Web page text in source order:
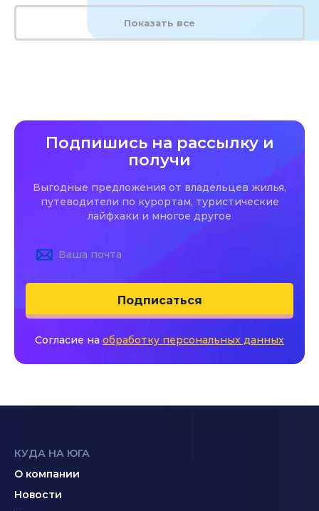
Показать все
Подпишись на рассылку и
получи
Выгодные предложения от владельцев жилья,
путеводители по курортам, туристические
лайфхаки и многое другое
Подписаться
Согласие на обработку персональных данных
КУДА НА ЮГА
О компании
Новости